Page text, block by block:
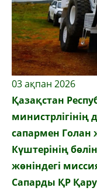
03 ақпан 2026
Қазақстан
сапармен
Күштерінің
жөніндегі
Сапарды ҚР